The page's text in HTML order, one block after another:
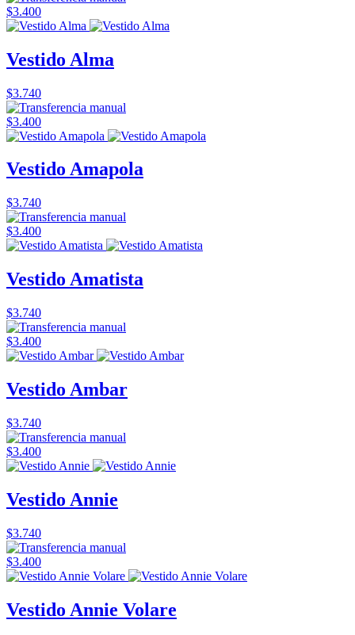
$3.400
Vestido Alma
$3.740
$3.400
Vestido Amapola
$3.740
$3.400
Vestido Amatista
$3.740
$3.400
Vestido Ambar
$3.740
$3.400
Vestido Annie
$3.740
$3.400
Vestido Annie Volare